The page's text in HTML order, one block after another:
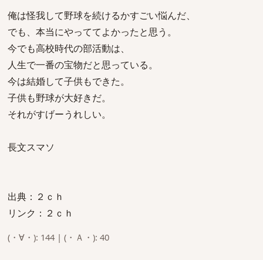
俺は怪我して野球を続けるかすごい悩んだ、
でも、本当にやっててよかったと思う。
今でも高校時代の部活動は、
人生で一番の宝物だと思っている。
今は結婚して子供もできた。
子供も野球が大好きだ。
それがすげーうれしい。
長文スマソ
出典：２ｃｈ
リンク：２ｃｈ
(・∀・): 144 | (・Ａ・): 40